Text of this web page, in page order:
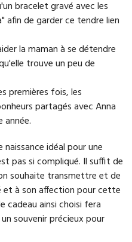
bracelet gravé avec les
afin de garder ce tendre lien
la maman à se détendre
trouve un peu de
premières fois, les
partagés avec Anna
idéal pour une
pas si compliqué. Il suffit de
souhaite transmettre et de
et à son affection pour cette
cadeau ainsi choisi fera
souvenir précieux pour